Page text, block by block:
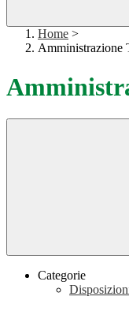
Home >
Amministrazione
Categorie